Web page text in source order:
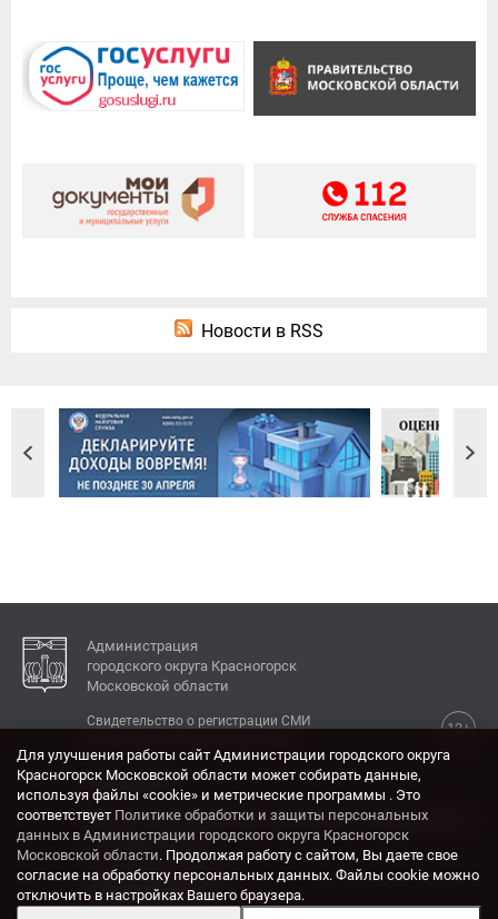
Новости в RSS
Администрация
городского округа Красногорск
Московской области
12+
Свидетельство о регистрации СМИ
КОНТАКТЫ
Адрес: 143404, Московская область, г. Красногорск,
ул. Ленина, дом 4.
Электронная почта:
krasrn@mosreg.ru
Для улучшения работы сайт Администрации городского округа
Красногорск Московской области может собирать данные,
используя файлы «cookie» и метрические программы . Это
соответствует Политике обработки и защиты персональных
данных в Администрации городского округа Красногорск
Московской области. Продолжая работу с сайтом, Вы даете свое
согласие на обработку персональных данных. Файлы cookie можно
отключить в настройках Вашего браузера.